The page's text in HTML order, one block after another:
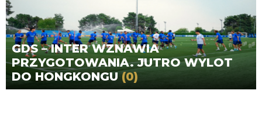
GDS – INTER WZNAWIA
PRZYGOTOWANIA. JUTRO WYLOT
DO HONGKONGU(0)